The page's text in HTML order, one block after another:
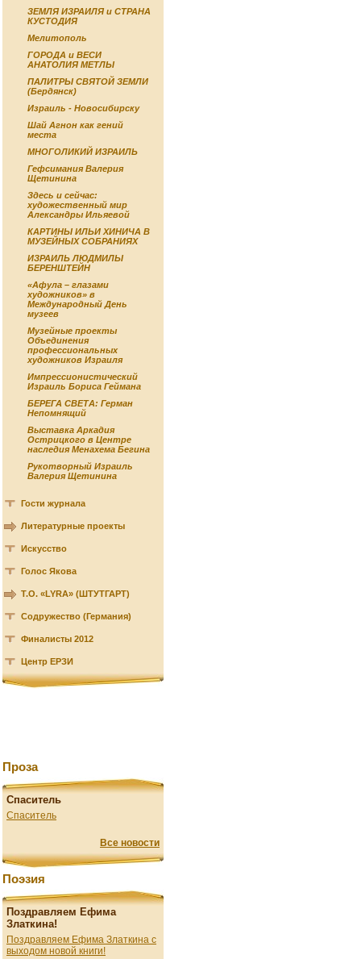
ЗЕМЛЯ ИЗРАИЛЯ и СТРАНА
КУСТОДИЯ
Мелитополь
ГОРОДА и ВЕСИ
АНАТОЛИЯ МЕТЛЫ
ПАЛИТРЫ СВЯТОЙ ЗЕМЛИ
(Бердянск)
Израиль - Новосибирску
Шай Агнон как гений
места
МНОГОЛИКИЙ ИЗРАИЛЬ
Гефсимания Валерия
Щетинина
Здесь и сейчас:
художественный мир
Александры Ильяевой
КАРТИНЫ ИЛЬИ ХИНИЧА В
МУЗЕЙНЫХ СОБРАНИЯХ
ИЗРАИЛЬ ЛЮДМИЛЫ
БЕРЕНШТЕЙН
«Афула – глазами
художников» в
Международный День
музеев
Музейные проекты
Объединения
профессиональных
художников Израиля
Импрессионистический
Израиль Бориса Геймана
БЕРЕГА СВЕТА: Герман
Непомнящий
Выставка Аркадия
Острицкого в Центре
наследия Менахема Бегина
Рукотворный Израиль
Валерия Щетинина
Гости журнала
Литературные проекты
Искусство
Голос Якова
Т.О. «LYRA» (ШТУТГАРТ)
Содружество (Германия)
Финалисты 2012
Центр ЕРЗИ
Проза
Спаситель
Спаситель
Все новости
Поэзия
Поздравляем Ефима
Златкина!
Поздравляем Ефима Златкина с
выходом новой книги!